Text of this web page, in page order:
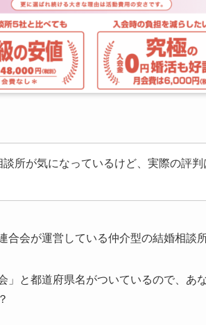
所が気になっているけど、実際の評判
会が運営している仲介型の結婚相談所
」と都道府県名がついているので、あ